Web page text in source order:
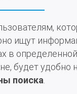
ищут
в
будет удобно
поиска